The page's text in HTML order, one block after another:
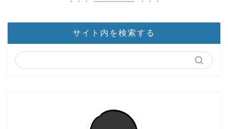
サイト内を検索する